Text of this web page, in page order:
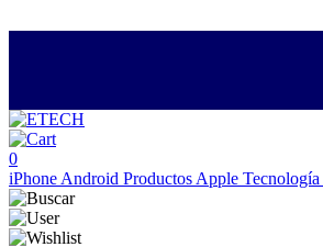
0
iPhone Android Productos Apple Tecnología